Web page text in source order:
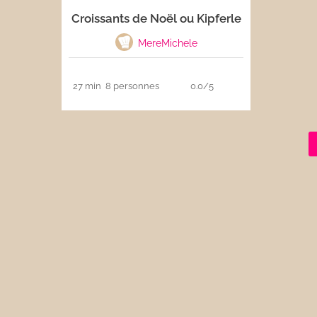
Boissons
Croissants de Noël ou Kipferle
MereMichele
27 min 8 personnes 0.0/5